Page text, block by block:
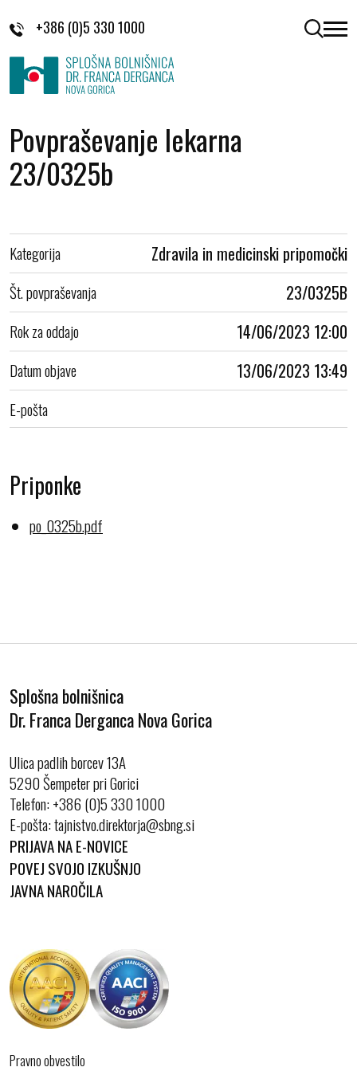
+386 (0)5 330 1000 odpri
Povpraševanje lekarna
23/0325b
Kategorija Zdravila in medicinski pripomočki
Št. povpraševanja 23/0325B
Rok za oddajo 14/06/2023 12:00
Datum objave 13/06/2023 13:49
E-pošta
Priponke
po_0325b.pdf
Splošna bolnišnica
Dr. Franca Derganca Nova Gorica
Ulica padlih borcev 13A
5290 Šempeter pri Gorici
Telefon:+386 (0)5 330 1000
E-pošta:
PRIJAVA NA E-NOVICE
POVEJ SVOJO IZKUŠNJO
JAVNA NAROČILA
Pravno obvestilo